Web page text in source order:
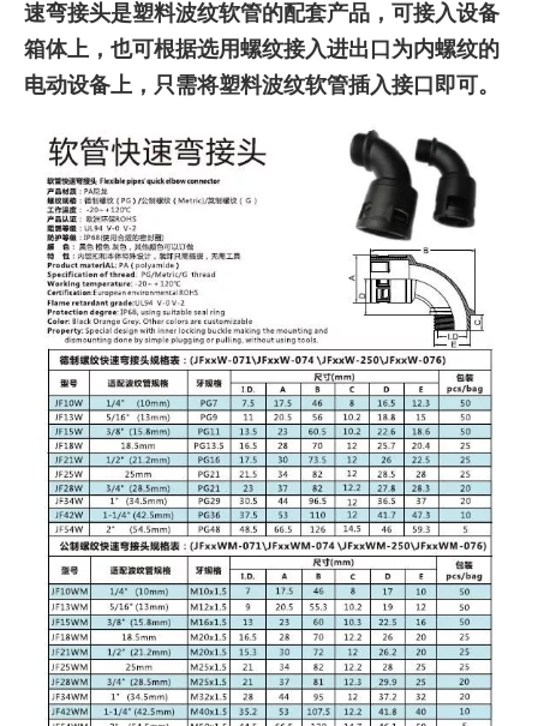
速弯接头是塑料波纹软管的配套产品，可接入设备
箱体上，也可根据选用螺纹接入进出口为内螺纹的
电动设备上，只需将塑料波纹软管插入接口即可。